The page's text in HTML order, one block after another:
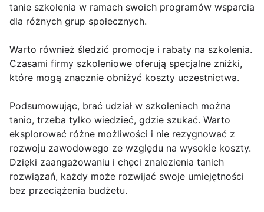
tanie szkolenia w ramach swoich programów wsparcia
dla różnych grup społecznych.
Warto również śledzić promocje i rabaty na szkolenia.
Czasami firmy szkoleniowe oferują specjalne zniżki,
które mogą znacznie obniżyć koszty uczestnictwa.
Podsumowując, brać udział w szkoleniach można
tanio, trzeba tylko wiedzieć, gdzie szukać. Warto
eksplorować różne możliwości i nie rezygnować z
rozwoju zawodowego ze względu na wysokie koszty.
Dzięki zaangażowaniu i chęci znalezienia tanich
rozwiązań, każdy może rozwijać swoje umiejętności
bez przeciążenia budżetu.